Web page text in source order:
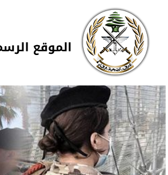
تجاوز إلى المحتوى الرئيسي
Skip to navigation